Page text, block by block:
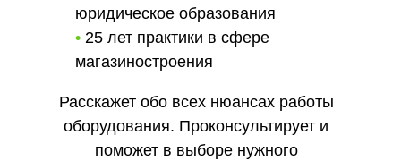
юридическое образования
• 25 лет практики в сфере
магазиностроения
Расскажет обо всех нюансах работы
оборудования. Проконсультирует и
поможет в выборе нужного